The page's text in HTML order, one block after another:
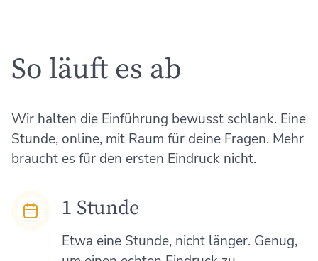
So läuft es ab
Wir halten die Einführung bewusst schlank. Eine
Stunde, online, mit Raum für deine Fragen. Mehr
braucht es für den ersten Eindruck nicht.
1 Stunde
Etwa eine Stunde, nicht länger. Genug,